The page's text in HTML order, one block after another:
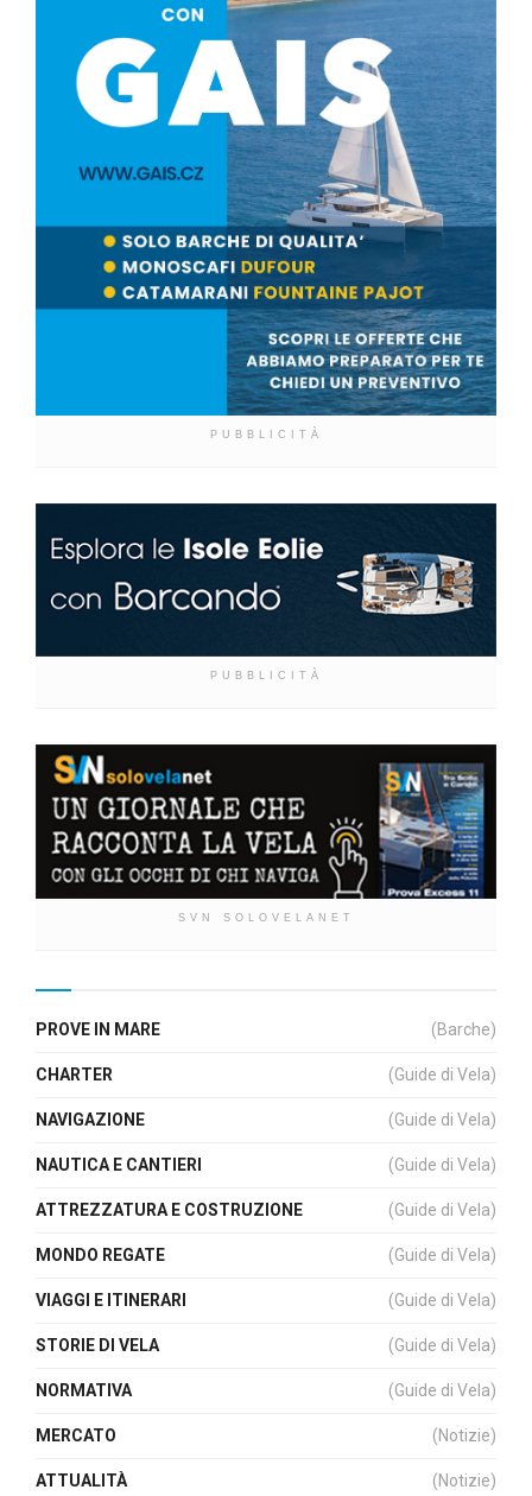
PUBBLICITÀ
PUBBLICITÀ
SVN SOLOVELANET
PROVE IN MARE (Barche)
CHARTER (Guide di Vela)
NAVIGAZIONE (Guide di Vela)
NAUTICA E CANTIERI (Guide di Vela)
ATTREZZATURA E COSTRUZIONE (Guide di Vela)
MONDO REGATE (Guide di Vela)
VIAGGI E ITINERARI (Guide di Vela)
STORIE DI VELA (Guide di Vela)
NORMATIVA (Guide di Vela)
MERCATO (Notizie)
ATTUALITÀ (Notizie)